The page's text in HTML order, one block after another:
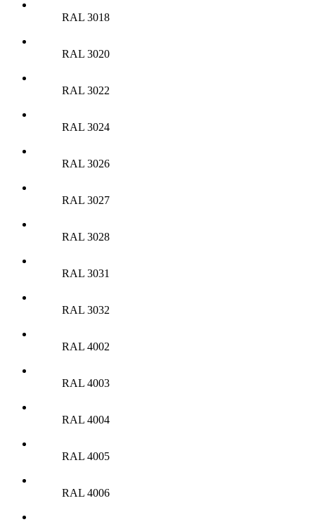
RAL 3018
RAL 3020
RAL 3022
RAL 3024
RAL 3026
RAL 3027
RAL 3028
RAL 3031
RAL 3032
RAL 4002
RAL 4003
RAL 4004
RAL 4005
RAL 4006